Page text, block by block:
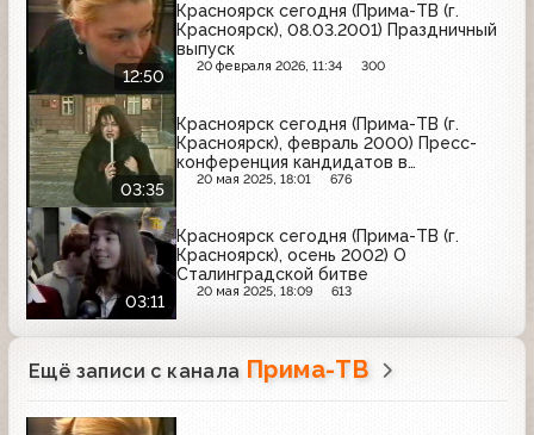
12:50
Красноярск сегодня (Прима-ТВ (г.
Красноярск), 08.03.2001) Праздничный
выпуск
20 февраля 2026, 11:34 300
03:35
Красноярск сегодня (Прима-ТВ (г.
Красноярск), февраль 2000) Пресс-
конференция кандидатов в
президенты России
20 мая 2025, 18:01 676
03:11
Красноярск сегодня (Прима-ТВ (г.
Красноярск), осень 2002) О
Сталинградской битве
20 мая 2025, 18:09 613
Ещё записи с канала Прима-ТВ